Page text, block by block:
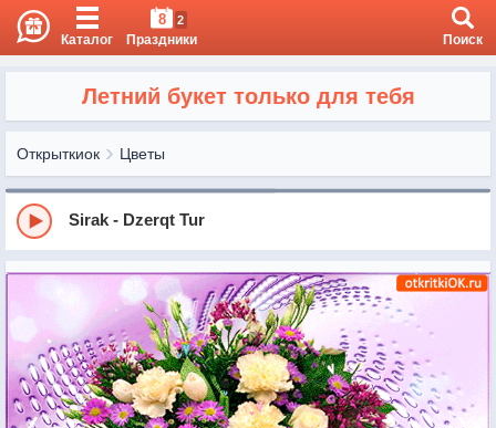
Каталог
8 2
Праздники Поиск
Летний букет только для тебя
Открыткиок Цветы
Sirak - Dzerqt Tur